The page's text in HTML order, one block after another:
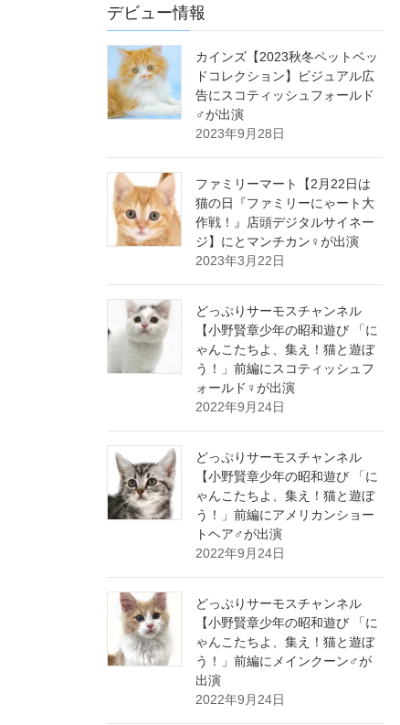
デビュー情報
カインズ【2023秋冬ペットベッ
ドコレクション】ビジュアル広
告にスコティッシュフォールド
♂が出演
2023年9月28日
ファミリーマート【2月22日は
猫の日『ファミリーにゃート大
作戦！』店頭デジタルサイネー
ジ】にとマンチカン♀が出演
2023年3月22日
どっぷりサーモスチャンネル
【小野賢章少年の昭和遊び 「に
ゃんこたちよ、集え！猫と遊ぼ
う！」前編にスコティッシュフ
ォールド♀が出演
2022年9月24日
どっぷりサーモスチャンネル
【小野賢章少年の昭和遊び 「に
ゃんこたちよ、集え！猫と遊ぼ
う！」前編にアメリカンショー
トヘア♂が出演
2022年9月24日
どっぷりサーモスチャンネル
【小野賢章少年の昭和遊び 「に
ゃんこたちよ、集え！猫と遊ぼ
う！」前編にメインクーン♂が
出演
2022年9月24日